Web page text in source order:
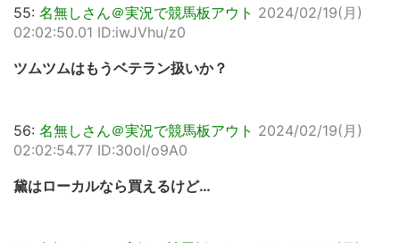
55: 名無しさん＠実況で競馬板アウト 2024/02/19(月)
02:02:50.01 ID:iwJVhu/z0
ツムツムはもうベテラン扱いか？
56: 名無しさん＠実況で競馬板アウト 2024/02/19(月)
02:02:54.77 ID:30ol/o9A0
黛はローカルなら買えるけど…